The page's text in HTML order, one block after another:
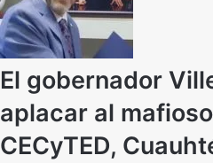
El gobernador
aplacar al
CECyTED,